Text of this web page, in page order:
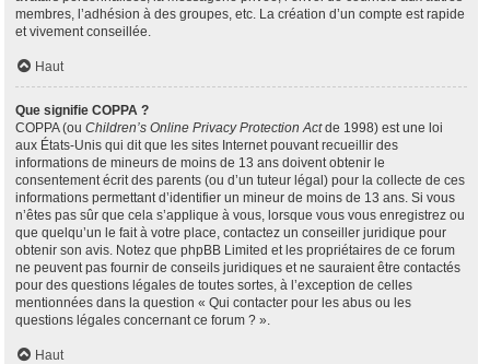
membres, l’adhésion à des groupes, etc. La création d’un compte est rapide
et vivement conseillée.
Haut
Que signifie COPPA ?
COPPA (ou Children’s Online Privacy Protection Actde 1998) est une loi
aux États-Unis qui dit que les sites Internet pouvant recueillir des
informations de mineurs de moins de 13 ans doivent obtenir le
consentement écrit des parents (ou d’un tuteur légal) pour la collecte de ces
informations permettant d’identifier un mineur de moins de 13 ans. Si vous
n’êtes pas sûr que cela s’applique à vous, lorsque vous vous enregistrez ou
que quelqu’un le fait à votre place, contactez un conseiller juridique pour
obtenir son avis. Notez que phpBB Limited et les propriétaires de ce forum
ne peuvent pas fournir de conseils juridiques et ne sauraient être contactés
pour des questions légales de toutes sortes, à l’exception de celles
mentionnées dans la question « Qui contacter pour les abus ou les
questions légales concernant ce forum ? ».
Haut